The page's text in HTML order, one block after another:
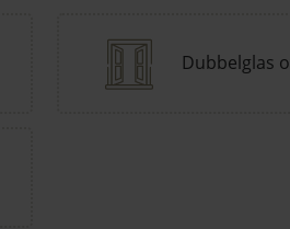
Dubbelglas